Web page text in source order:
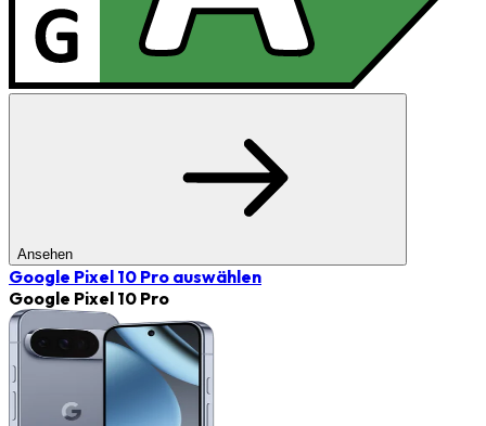
Ansehen
Google Pixel 10 Pro auswählen
Google Pixel 10 Pro